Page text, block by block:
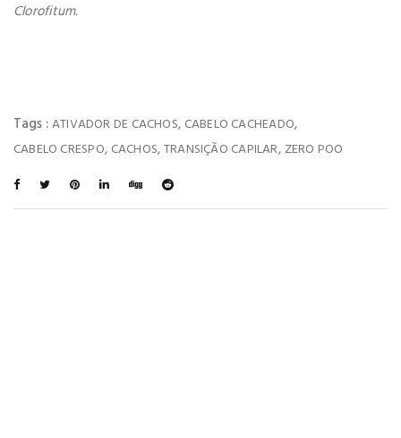
Clorofitum.
Tags :ATIVADOR DE CACHOS, CABELO CACHEADO,
CABELO CRESPO, CACHOS,TRANSIÇÃO CAPILAR, ZERO POO